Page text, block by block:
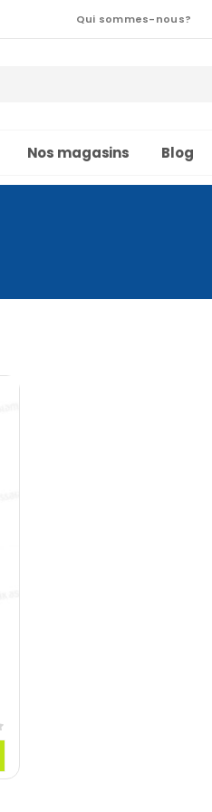
Qui sommes-nous?
Nos magasins Blog